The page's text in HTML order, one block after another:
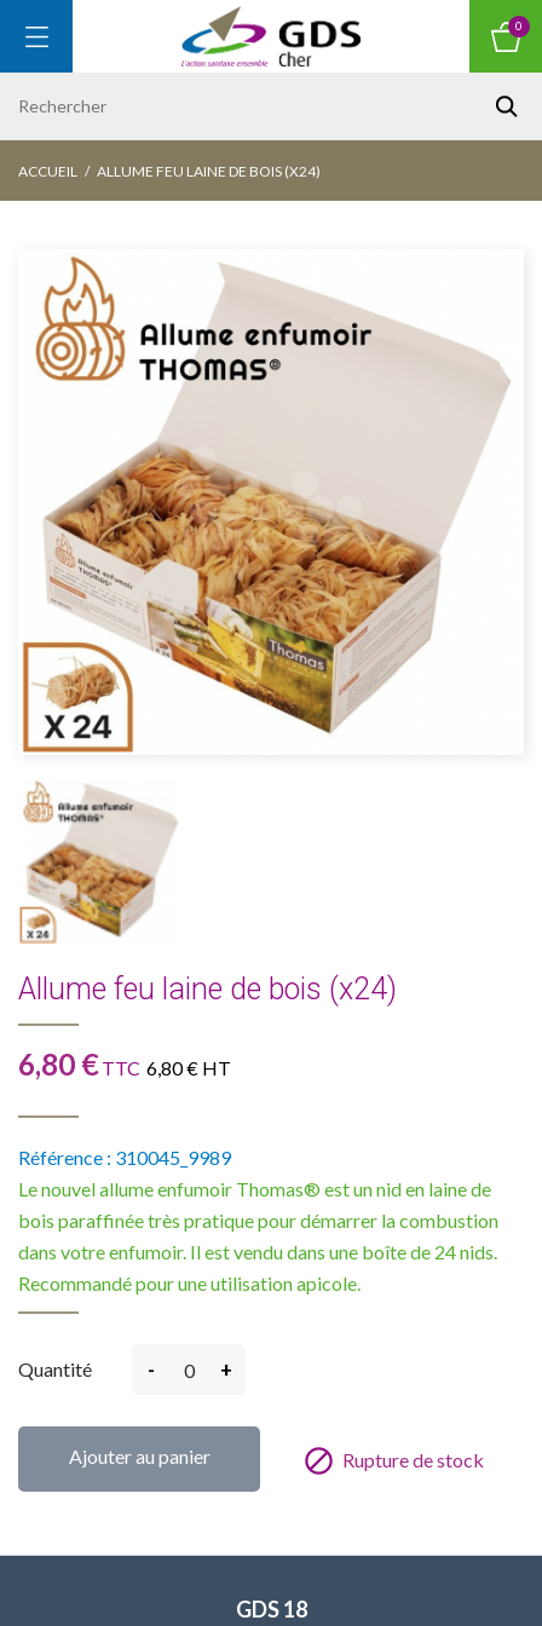
0
ACCUEIL ALLUME FEU LAINE DE BOIS (X24)
Allume feu laine de bois (x24)
6,80 €TTC 6,80 € HT
Référence : 310045_9989
Le nouvel allume enfumoir Thomas® est un nid en laine de
bois paraffinée très pratique pour démarrer la combustion
dans votre enfumoir. Il est vendu dans une boîte de 24 nids.
Recommandé pour une utilisation apicole.
Quantité - +
Ajouter au panier  Rupture de stock
GDS 18